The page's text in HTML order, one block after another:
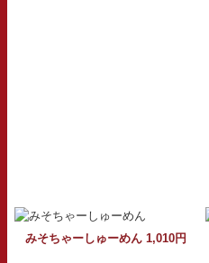
みそちゃーしゅーめん 1,010円